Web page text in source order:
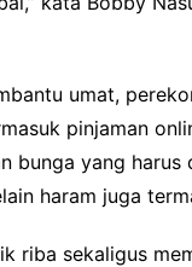
umat,
pinjaman
bunga yang
haram juga
riba sekaligus